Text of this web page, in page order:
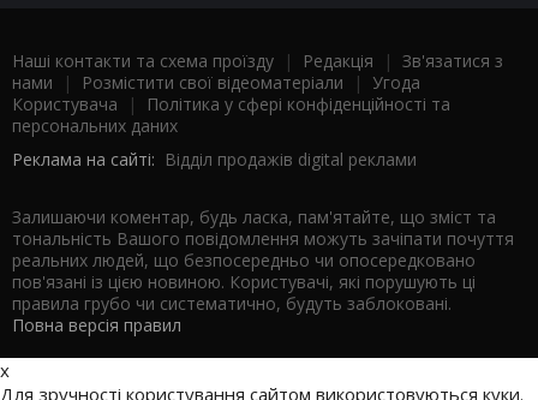
Наші контакти та схема проїзду | Редакція | Зв'язатися з
нами | Розмістити свої відеоматеріали | Угода
Користувача |
Політика у сфері конфіденційності та
персональних даних
Реклама на сайті: Відділ продажів digital реклами
Залишаючи коментар, будь ласка, пам'ятайте, що зміст та
тональність Вашого повідомлення можуть зачіпати почуття
реальних людей, що безпосередньо чи опосередковано
пов'язані із цією новиною. Користувачі, які порушують ці
правила грубо чи систематично, будуть заблоковані.
Повна версія правил
x
Для зручності користування сайтом використовуються куки.